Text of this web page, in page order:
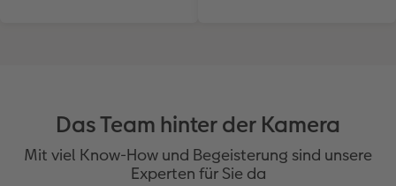
Das Team hinter der Kamera
Mit viel Know-How und Begeisterung sind unsere
Experten für Sie da